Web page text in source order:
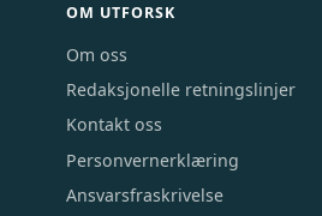
OM UTFORSK
Om oss
Redaksjonelle retningslinjer
Kontakt oss
Personvernerklæring
Ansvarsfraskrivelse